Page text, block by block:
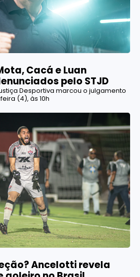
Cacá e Luan
pelo STJD
Desportiva marcou o julgamento
(4), às 10h
Ancelotti revela